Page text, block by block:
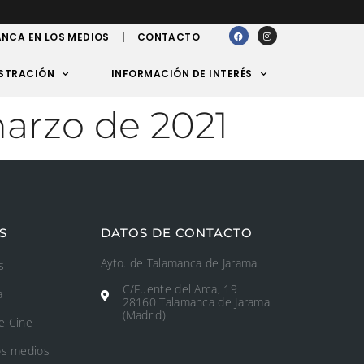
EN LOS MEDIOS CONTACTO
INFORMACIÓN DE INTERÉS
de 2021
Cine
medios
DATOS DE CONTACTO
Ayto. de Talamanca de Jarama
C/Fuente del Arca, 19
28160 Talamanca de Jarama
(Madrid)